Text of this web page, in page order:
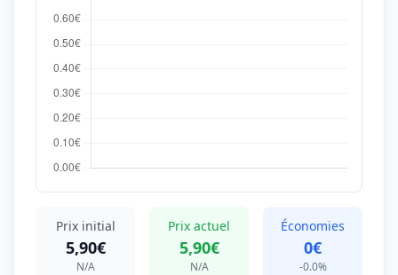
Prix initial
5,90€
N/A
Prix actuel
5,90€
N/A
Économies
0€
-0.0%